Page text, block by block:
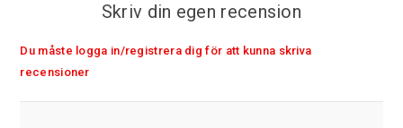
Skriv din egen recension
Du måste logga in/registrera dig för att kunna skriva
recensioner